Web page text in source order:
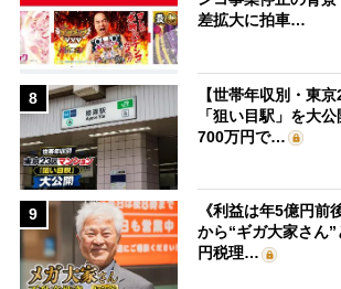
差拡大に拍車…
8
【世帯年収別・東
「狙い目駅」を大
700万円で…
9
《利益は年5億円前
から“ギガ大家さん
円税理…